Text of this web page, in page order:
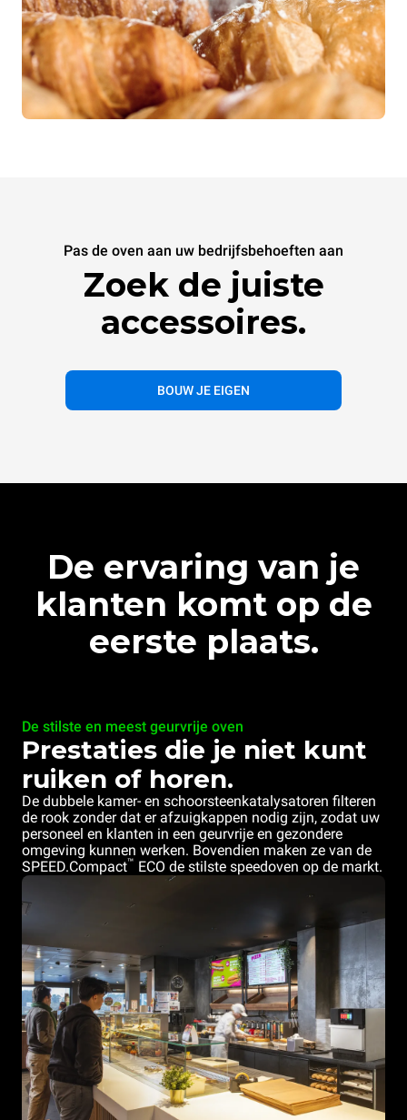
Pas de oven aan uw bedrijfsbehoeften aan
Zoek de juiste
accessoires.
BOUW JE EIGEN
De ervaring van je
klanten komt op de
eerste plaats.
De stilste en meest geurvrije oven
Prestaties die je niet kunt
ruiken of horen.
De dubbele kamer- en schoorsteenkatalysatoren filteren
de rook zonder dat er afzuigkappen nodig zijn, zodat uw
personeel en klanten in een geurvrije en gezondere
omgeving kunnen werken. Bovendien maken ze van de
SPEED.Compact™ ECO de stilste speedoven op de markt.